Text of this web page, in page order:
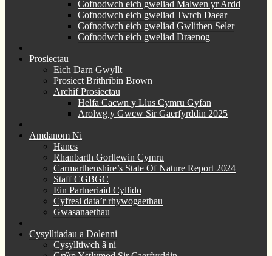
Cofnodwch eich gweliad Malwen yr Ardd
Cofnodwch eich gweliad Twrch Daear
Cofnodwch eich gweliad Gwlithen Seler
Cofnodwch eich gweliad Draenog
Prosiectau
Eich Darn Gwyllt
Prosiect Brithribin Brown
Archif Prosiectau
Helfa Cacwn y Llus Cymru Gyfan
Arolwg y Gwcw Sir Gaerfyrddin 2025
Amdanom Ni
Hanes
Rhanbarth Gorllewin Cymru
Carmarthenshire’s State Of Nature Report 2024
Staff CGBGC
Ein Partneriaid Cyllido
Cyfresi data’r rhywogaethau
Gwasanaethau
Cysylltiadau a Dolenni
Cysylltiwch â ni